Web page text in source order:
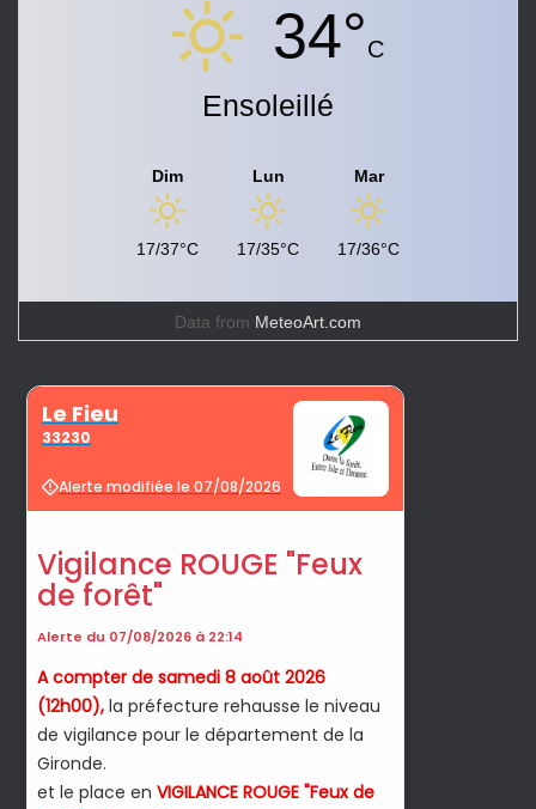
34°C
Ensoleillé
Dim
17/37°C
Lun
17/35°C
Mar
17/36°C
Data from MeteoArt.com